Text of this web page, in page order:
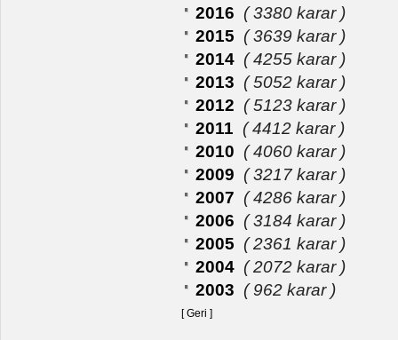
2016 ( 3380 karar )
2015 ( 3639 karar )
2014 ( 4255 karar )
2013 ( 5052 karar )
2012 ( 5123 karar )
2011 ( 4412 karar )
2010 ( 4060 karar )
2009 ( 3217 karar )
2007 ( 4286 karar )
2006 ( 3184 karar )
2005 ( 2361 karar )
2004 ( 2072 karar )
2003 ( 962 karar )
[ Geri ]